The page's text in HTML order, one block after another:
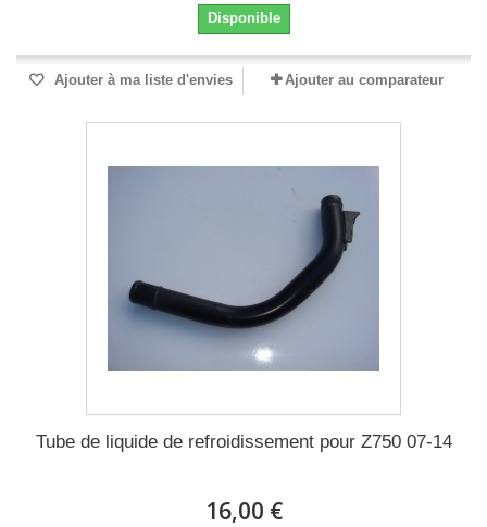
Disponible
Ajouter à ma liste d'envies Ajouter au comparateur
Tube de liquide de refroidissement pour Z750 07-14
16,00 €